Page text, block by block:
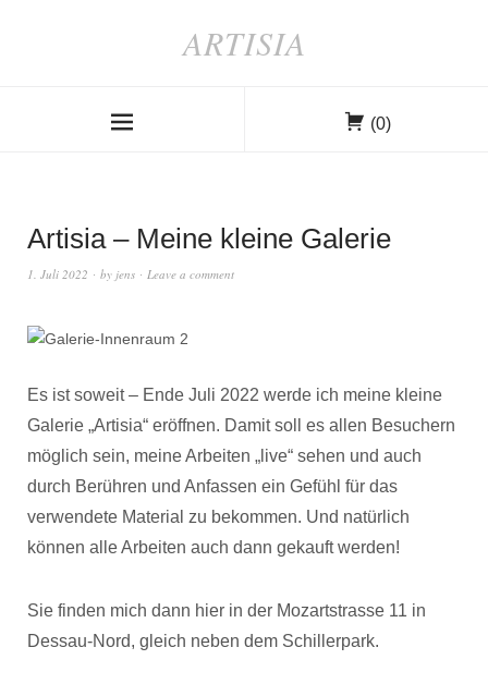
ARTISIA
(0)
Artisia – Meine kleine Galerie
1. Juli 2022 by jens Leave a comment
Es ist soweit – Ende Juli 2022 werde ich meine kleine
Galerie „Artisia“ eröffnen. Damit soll es allen Besuchern
möglich sein, meine Arbeiten „live“ sehen und auch
durch Berühren und Anfassen ein Gefühl für das
verwendete Material zu bekommen. Und natürlich
können alle Arbeiten auch dann gekauft werden!
Sie finden mich dann hier in der Mozartstrasse 11 in
Dessau-Nord, gleich neben dem Schillerpark.